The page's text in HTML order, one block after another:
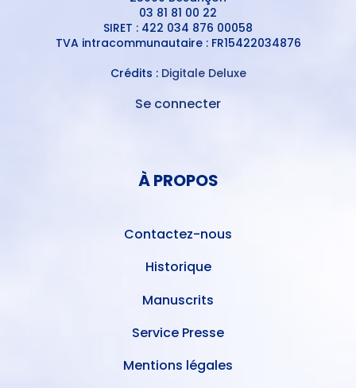
03 81 81 00 22
SIRET : 422 034 876 00058
TVA intracommunautaire : FR15422034876
Crédits : Digitale Deluxe
Se connecter
À PROPOS
Contactez-nous
Historique
Manuscrits
Service Presse
Mentions légales